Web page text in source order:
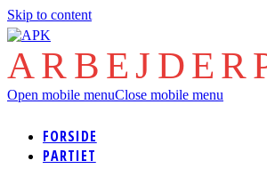
Skip to content
Open mobile menuClose mobile menu
FORSIDE
PARTIET